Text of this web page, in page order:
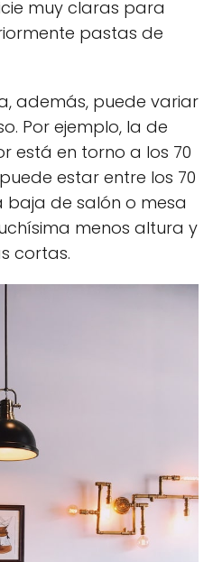
muy claras para
pastas de
además, puede variar
Por ejemplo, la de
está en torno a los 70
estar entre los 70
baja de salón o mesa
menos altura y
cortas.